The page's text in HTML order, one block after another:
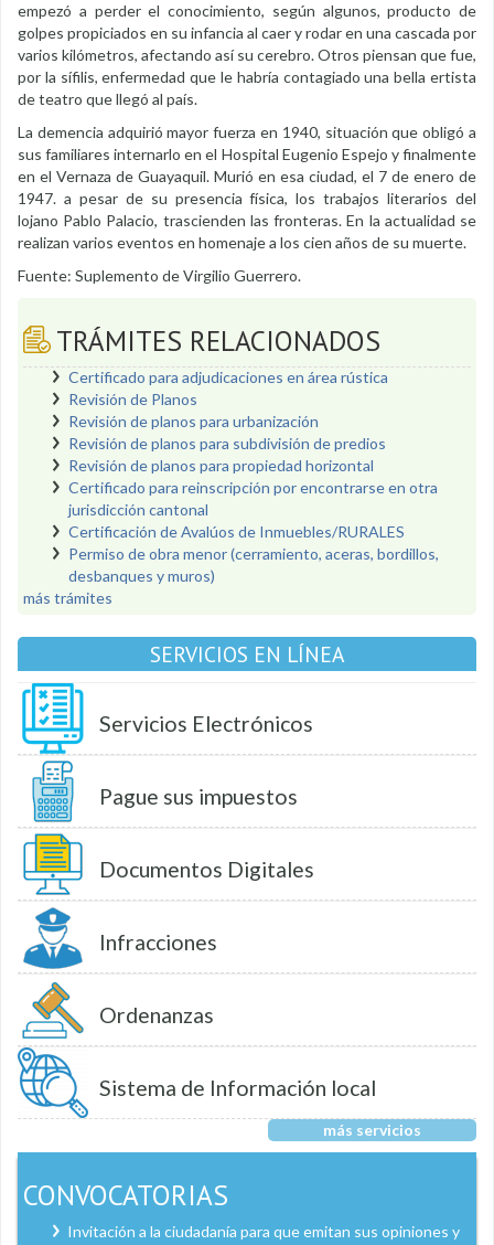
empezó a perder el conocimiento, según algunos, producto de
golpes propiciados en su infancia al caer y rodar en una cascada por
varios kilómetros, afectando así su cerebro. Otros piensan que fue,
por la sífilis, enfermedad que le habría contagiado una bella ertista
de teatro que llegó al país.
La demencia adquirió mayor fuerza en 1940, situación que obligó a
sus familiares internarlo en el Hospital Eugenio Espejo y finalmente
en el Vernaza de Guayaquil. Murió en esa ciudad, el 7 de enero de
1947. a pesar de su presencia física, los trabajos literarios del
lojano Pablo Palacio, trascienden las fronteras. En la actualidad se
realizan varios eventos en homenaje a los cien años de su muerte.
Fuente: Suplemento de Virgilio Guerrero.
TRÁMITES RELACIONADOS
Certificado para adjudicaciones en área rústica
Revisión de Planos
Revisión de planos para urbanización
Revisión de planos para subdivisión de predios
Revisión de planos para propiedad horizontal
Certificado para reinscripción por encontrarse en otra
jurisdicción cantonal
Certificación de Avalúos de Inmuebles/RURALES
Permiso de obra menor (cerramiento, aceras, bordillos,
desbanques y muros)
más trámites
SERVICIOS EN LÍNEA
Servicios Electrónicos
Pague sus impuestos
Documentos Digitales
Infracciones
Ordenanzas
Sistema de Información local
más servicios
CONVOCATORIAS
Invitación a la ciudadanía para que emitan sus opiniones y